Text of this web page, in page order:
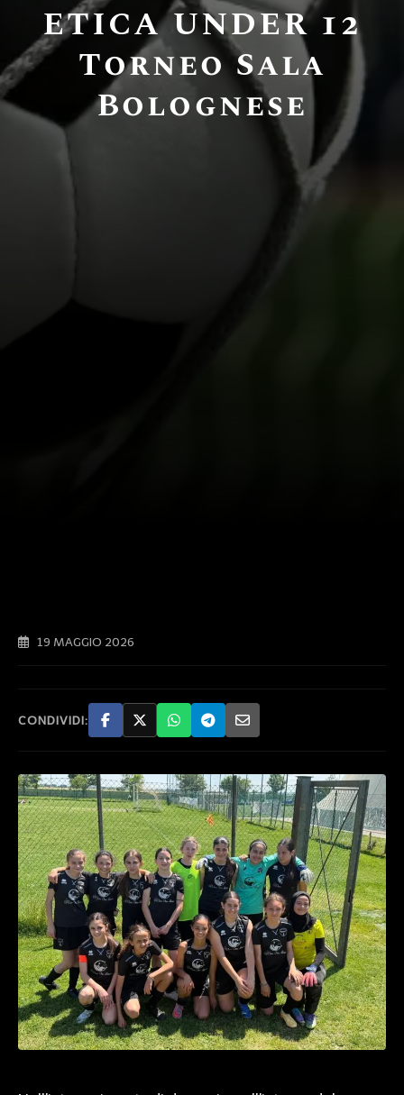
ETICA UNDER 12
Torneo Sala
Bolognese
19 MAGGIO 2026
CONDIVIDI: